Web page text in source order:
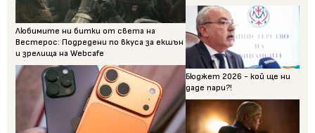
Любимите ни битки от света на
Вестерос: Подредени по вкуса за екшън
и зрелища на Webcafe
Бюджет 2026 - кой ще ни
даде пари?!